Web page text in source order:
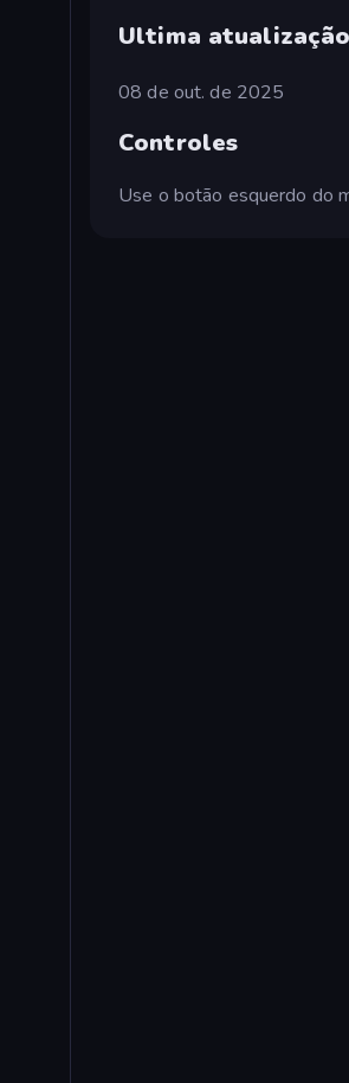
Ultima atualização
08 de out. de 2025
Controles
Use o botão esquerdo do